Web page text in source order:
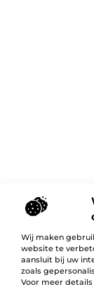
Wij maken
website te
aansluit bij uw
zoals
Voor meer